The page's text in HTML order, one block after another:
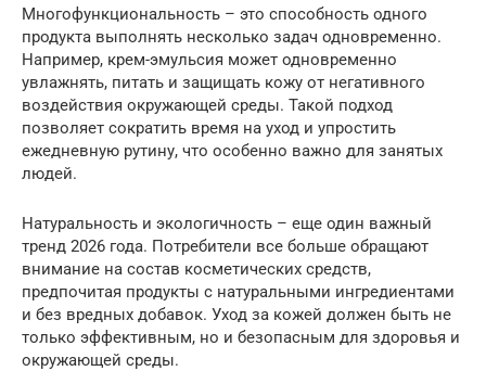
Многофункциональность – это способность одного
продукта выполнять несколько задач одновременно.
Например, крем-эмульсия может одновременно
увлажнять, питать и защищать кожу от негативного
воздействия окружающей среды. Такой подход
позволяет сократить время на уход и упростить
ежедневную рутину, что особенно важно для занятых
людей.
Натуральность и экологичность – еще один важный
тренд 2026 года. Потребители все больше обращают
внимание на состав косметических средств,
предпочитая продукты с натуральными ингредиентами
и без вредных добавок. Уход за кожей должен быть не
только эффективным, но и безопасным для здоровья и
окружающей среды.